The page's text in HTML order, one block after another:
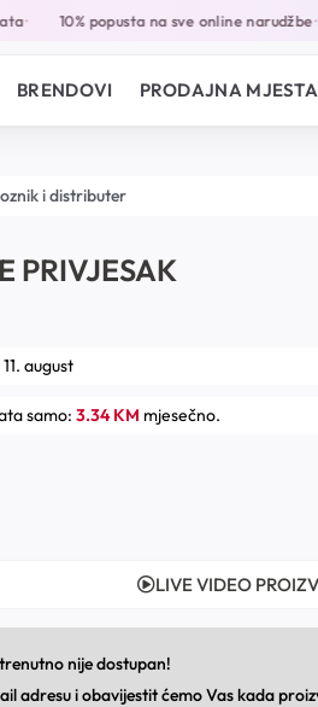
• 10% popusta na sve online narudžbe•
BRENDOVI PRODAJNA MJESTA
i distributer
PRIVJESAK
august
samo: 3.34 KM mjesečno.
LIVE VIDEO
nije dostupan!
adresu i obavijestit ćemo Vas kada